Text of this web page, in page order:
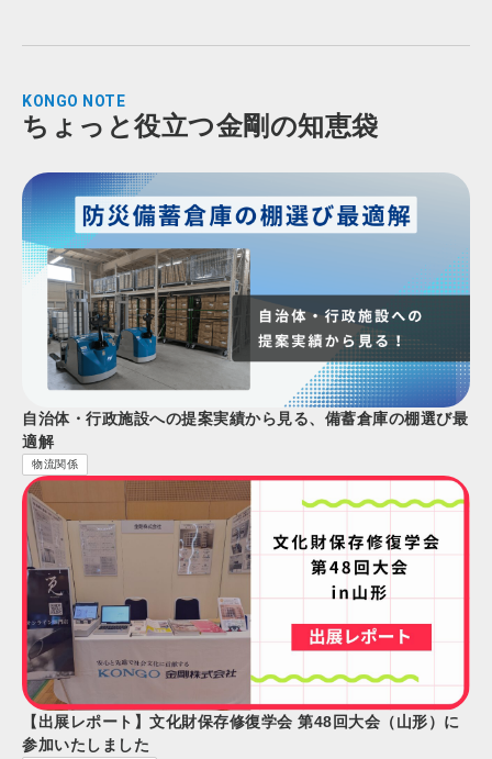
KONGO NOTE
ちょっと役立つ金剛の知恵袋
自治体・行政施設への提案実績から見る、備蓄倉庫の棚選び最
適解
物流関係
【出展レポート】文化財保存修復学会 第48回大会（山形）に
参加いたしました